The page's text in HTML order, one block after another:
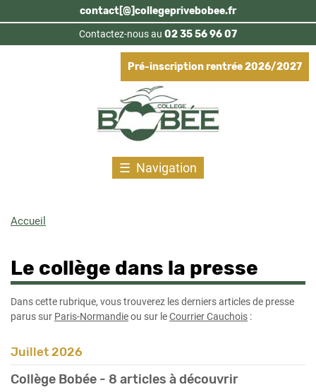
Aller
au
contenu
principal
contact[@]collegeprivebobee.fr
Contactez-nous au 02 35 56 96 07
Pré-inscription rentrée 2026/2027
Navigation
Accueil
Le collège dans la presse
Dans cette rubrique, vous trouverez les derniers articles de presse
parus sur Paris-Normandieou sur leCourrier Cauchois :
juillet 2026
Collège Bobée - 8 articles à découvrir